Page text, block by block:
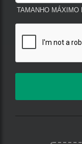
TAMANHO MÁXIMO